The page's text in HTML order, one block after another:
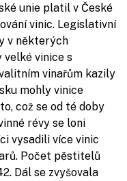
unie platil v České
vinic. Legislativní
v některých
velké vinice s
vinařům kazily
mohly vinice
což se od té doby
révy se loni
vysadili více vinic
Počet pěstitelů
Dál se zvyšovala